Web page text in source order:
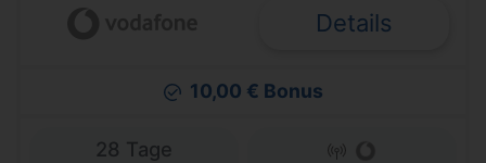
Details
10,00 € Bonus
28 Tage